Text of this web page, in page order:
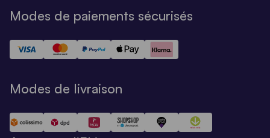
Modes de paiements sécurisés
Modes de livraison